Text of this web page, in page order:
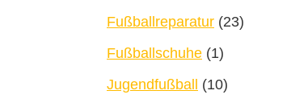
Fußballreparatur (23)
Fußballschuhe (1)
Jugendfußball
(10)